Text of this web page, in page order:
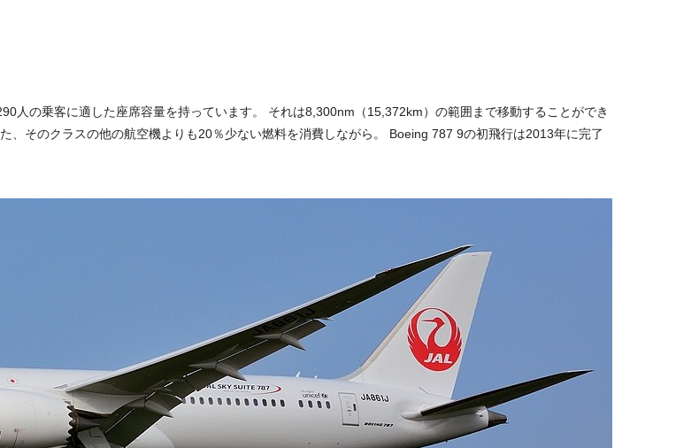
人の乗客に適した座席容量を持っています。 それは8,300nm（15,372km）の範囲まで移動することができ
、そのクラスの他の航空機よりも20％少ない燃料を消費しながら。 Boeing 787 9の初飛行は2013年に完了